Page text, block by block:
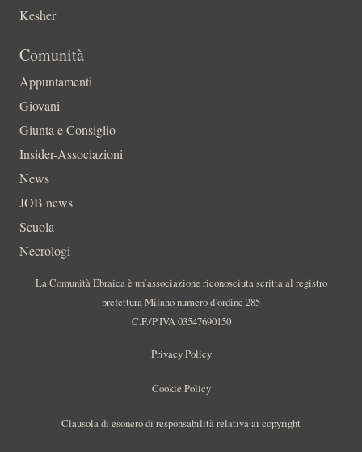
Kesher
Comunità
Appuntamenti
Giovani
Giunta e Consiglio
Insider-Associazioni
News
JOB news
Scuola
Necrologi
La Comunità Ebraica è un’associazione riconosciuta scritta al registro
prefettura Milano numero d’ordine 285
C.F./P.IVA 03547690150
Privacy Policy
Cookie Policy
Clausola di esonero di responsabilità relativa ai copyright